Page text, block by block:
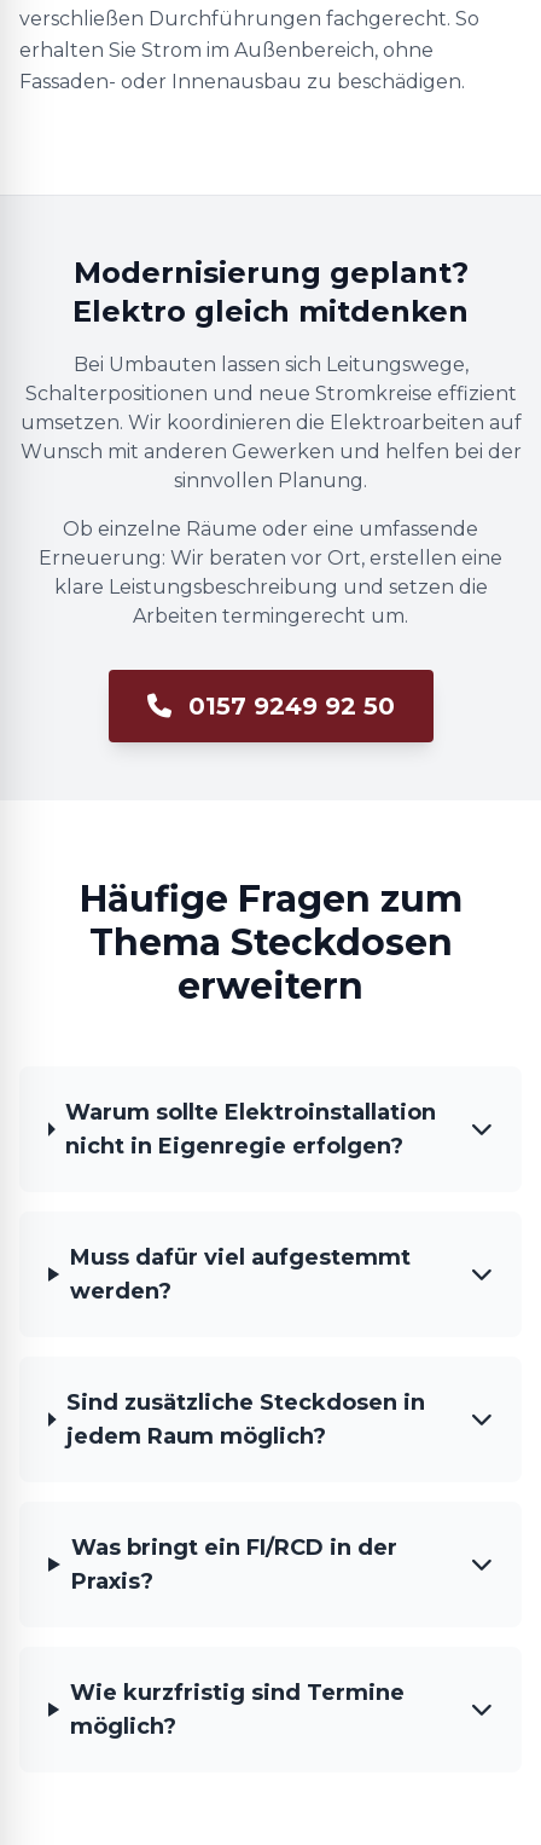
verschließen Durchführungen fachgerecht. So
erhalten Sie Strom im Außenbereich, ohne
Fassaden- oder Innenausbau zu beschädigen.
Modernisierung geplant?
Elektro gleich mitdenken
Bei Umbauten lassen sich Leitungswege,
Schalterpositionen und neue Stromkreise effizient
umsetzen. Wir koordinieren die Elektroarbeiten auf
Wunsch mit anderen Gewerken und helfen bei der
sinnvollen Planung.
Ob einzelne Räume oder eine umfassende
Erneuerung: Wir beraten vor Ort, erstellen eine
klare Leistungsbeschreibung und setzen die
Arbeiten termingerecht um.
0157 9249 92 50
Häufige Fragen zum
Thema Steckdosen
erweitern
Warum sollte Elektroinstallation
nicht in Eigenregie erfolgen?
Muss dafür viel aufgestemmt
werden?
Sind zusätzliche Steckdosen in
jedem Raum möglich?
Was bringt ein FI/RCD in der
Praxis?
Wie kurzfristig sind Termine
möglich?